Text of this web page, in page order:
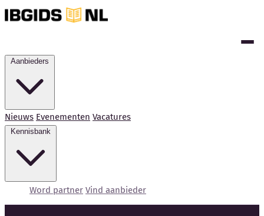
Nieuws Evenementen Vacatures
Word partner Vind aanbieder